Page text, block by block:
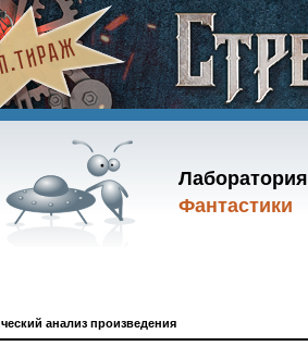
Лаборатория
Фантастики
анализ произведения